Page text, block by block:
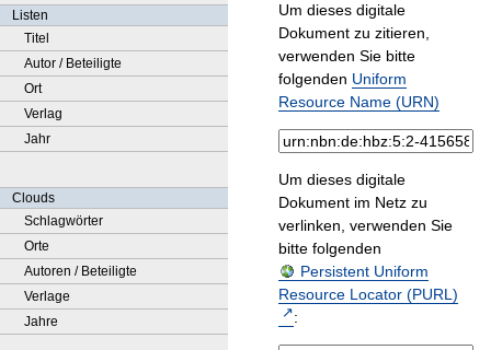
Listen
Titel
Autor / Beteiligte
Ort
Verlag
Jahr
Clouds
Schlagwörter
Orte
Autoren / Beteiligte
Verlage
Jahre
Um dieses digitale
Dokument zu zitieren,
verwenden Sie bitte
folgenden Uniform
Resource Name (URN)
Um dieses digitale
Dokument im Netz zu
verlinken, verwenden Sie
bitte folgenden
Persistent Uniform
Resource Locator (PURL)
: